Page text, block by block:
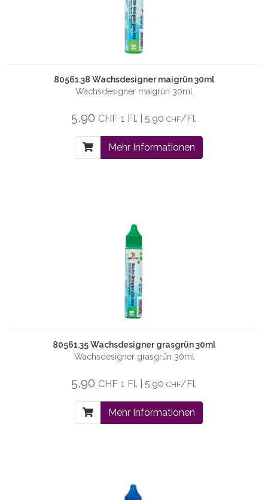
80561.38 Wachsdesigner maigrün 30ml
Wachsdesigner maigrün 30ml
5,90 CHF 1 Fl. | 5,90 CHF/Fl.
Mehr Informationen
80561.35 Wachsdesigner grasgrün 30ml
Wachsdesigner grasgrün 30ml
5,90 CHF 1 Fl. | 5,90 CHF/Fl.
Mehr Informationen